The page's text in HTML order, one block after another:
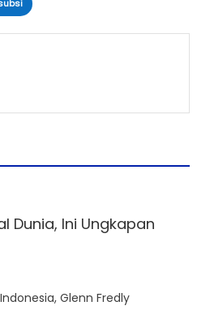
Dunia, Ini Ungkapan
Glenn Fredly